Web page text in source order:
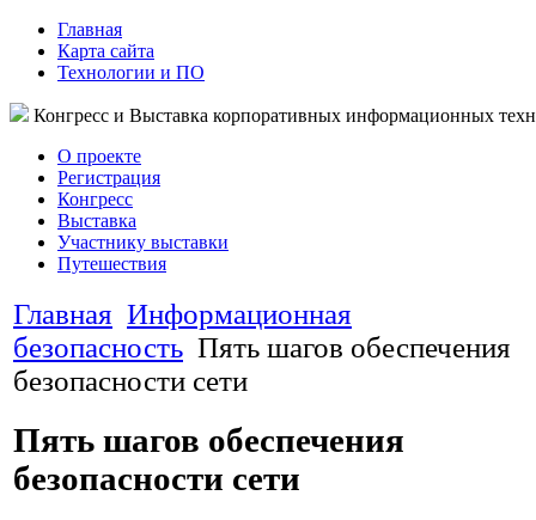
Главная
Карта сайта
Технологии и ПО
Конгресс и Выставка корпоративных информационных
О проекте
Регистрация
Конгресс
Выставка
Участнику выставки
Путешествия
Главная Информационная
безопасность Пять шагов обеспечения
безопасности сети
Пять шагов обеспечения
безопасности сети